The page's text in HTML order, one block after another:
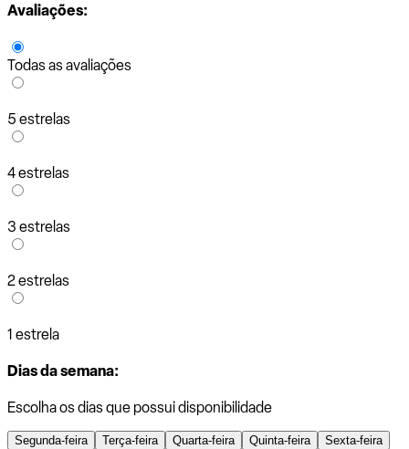
Avaliações:
Todas as avaliações
5 estrelas
4 estrelas
3 estrelas
2 estrelas
1 estrela
Dias da semana:
Escolha os dias que possui disponibilidade
Segunda-feira Terça-feira Quarta-feira Quinta-feira
Sexta-feira